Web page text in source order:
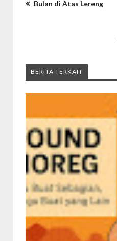
Bulan di Atas Lereng
BERITA TERKAIT